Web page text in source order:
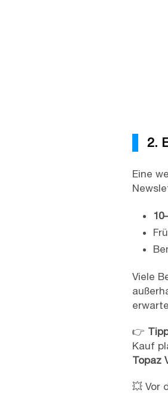
2.
Eine
Viele
👉
Kauf
Topaz
💥 Vor